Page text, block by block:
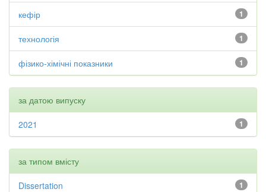
1
кефір
1
технологія
1
фізико-хімічні показники
за датою випуску
1
2021
за типом вмісту
1
Dissertation